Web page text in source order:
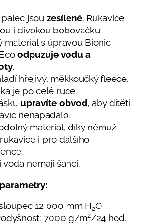
jsou zesílené. Rukavice
i divokou bobovačku.
materiál s úpravou Bionic
odpuzuje vodu a
.
hřejivý, měkkoučký fleece.
je po celé ruce.
upravíte obvod, aby dítěti
nenapadalo.
materiál, díky němuž
i pro dalšího
voda nemají šanci.
12 000 mm H2O
7000 g/m2/24 hod.